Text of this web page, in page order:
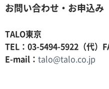
お問い合わせ・お申込み
TALO東京
TEL：03-5494-5922（代）
E-mail： talo@talo.co.jp